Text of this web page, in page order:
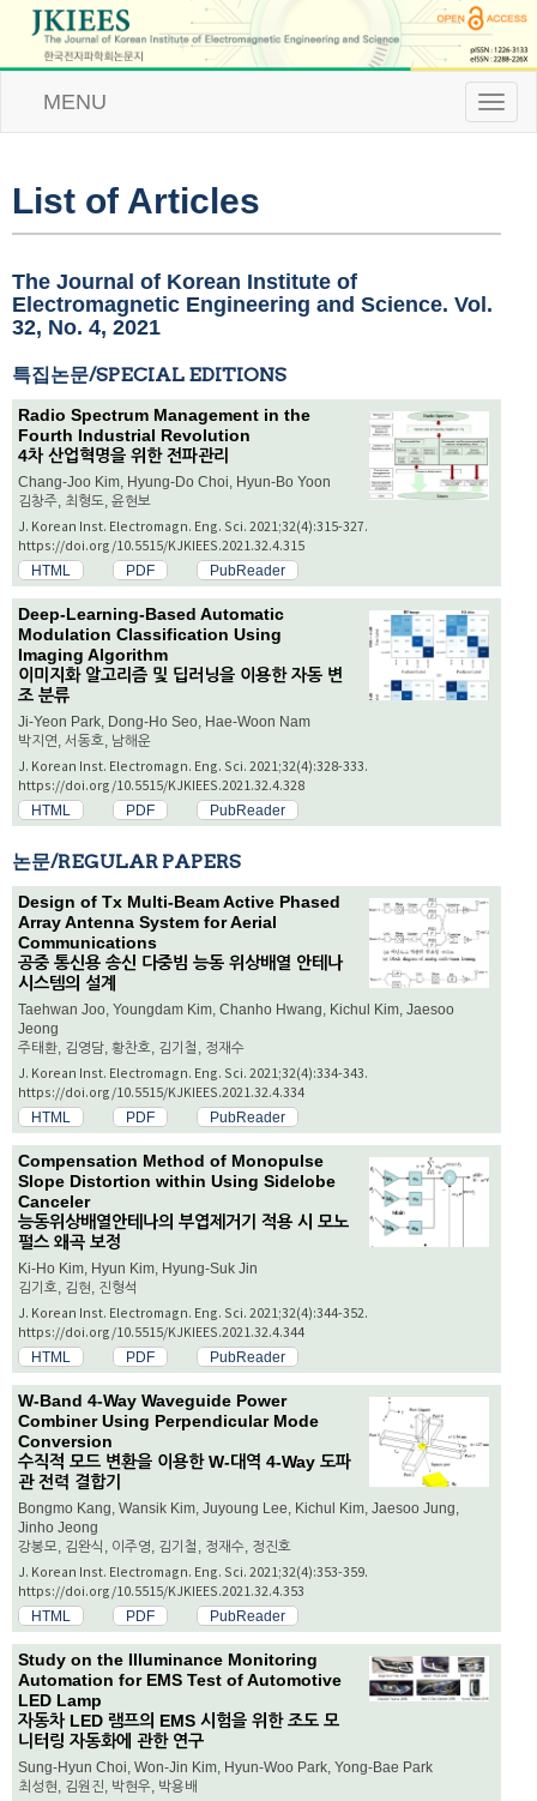
T
o
n
o
MENU
List of Articles
The Journal of Korean Institute of
Electromagnetic Engineering and Science. Vol.
32, No. 4, 2021
특집논문/SPECIAL EDITIONS
Radio Spectrum Management in the
Fourth Industrial Revolution
4차 산업혁명을 위한 전파관리
Chang-Joo Kim, Hyung-Do Choi, Hyun-Bo Yoon
김창주, 최형도, 윤현보
J. Korean Inst. Electromagn. Eng. Sci. 2021;32(4):315-327.
https://doi.org/10.5515/KJKIEES.2021.32.4.315
HTML PDF PubReader
Deep-Learning-Based Automatic
Modulation Classification Using
Imaging Algorithm
이미지화 알고리즘 및 딥러닝을 이용한 자동 변
조 분류
Ji-Yeon Park, Dong-Ho Seo, Hae-Woon Nam
박지연, 서동호, 남해운
J. Korean Inst. Electromagn. Eng. Sci. 2021;32(4):328-333.
https://doi.org/10.5515/KJKIEES.2021.32.4.328
HTML PDF PubReader
논문/REGULAR PAPERS
Design of Tx Multi-Beam Active Phased
Array Antenna System for Aerial
Communications
공중 통신용 송신 다중빔 능동 위상배열 안테나
시스템의 설계
Taehwan Joo, Youngdam Kim, Chanho Hwang, Kichul Kim, Jaesoo
Jeong
주태환, 김영담, 황찬호, 김기철, 정재수
J. Korean Inst. Electromagn. Eng. Sci. 2021;32(4):334-343.
https://doi.org/10.5515/KJKIEES.2021.32.4.334
HTML PDF PubReader
Compensation Method of Monopulse
Slope Distortion within Using Sidelobe
Canceler
능동위상배열안테나의 부엽제거기 적용 시 모노
펄스 왜곡 보정
Ki-Ho Kim, Hyun Kim, Hyung-Suk Jin
김기호, 김현, 진형석
J. Korean Inst. Electromagn. Eng. Sci. 2021;32(4):344-352.
https://doi.org/10.5515/KJKIEES.2021.32.4.344
HTML PDF PubReader
W-Band 4-Way Waveguide Power
Combiner Using Perpendicular Mode
Conversion
수직적 모드 변환을 이용한 W-대역 4-Way 도파
관 전력 결합기
Bongmo Kang, Wansik Kim, Juyoung Lee, Kichul Kim, Jaesoo Jung,
Jinho Jeong
강봉모, 김완식, 이주영, 김기철, 정재수, 정진호
J. Korean Inst. Electromagn. Eng. Sci. 2021;32(4):353-359.
https://doi.org/10.5515/KJKIEES.2021.32.4.353
HTML PDF PubReader
Study on the Illuminance Monitoring
Automation for EMS Test of Automotive
LED Lamp
자동차 LED 램프의 EMS 시험을 위한 조도 모
니터링 자동화에 관한 연구
Sung-Hyun Choi, Won-Jin Kim, Hyun-Woo Park, Yong-Bae Park
최성현, 김원진, 박현우, 박용배